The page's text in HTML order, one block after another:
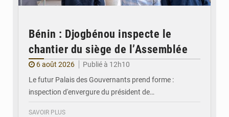
Bénin : Djogbénou inspecte le
chantier du siège de l’Assemblée
6 août 2026
Publié à 12h10
Le futur Palais des Gouvernants prend forme :
inspection d'envergure du président de…
SAVOIR PLUS